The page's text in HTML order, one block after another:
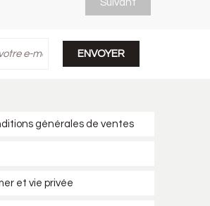
Suivant
générales de ventes
et vie privée